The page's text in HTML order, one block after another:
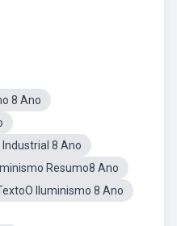
8 Ano
8 Ano
Resumo8 Ano
Iluminismo 8 Ano